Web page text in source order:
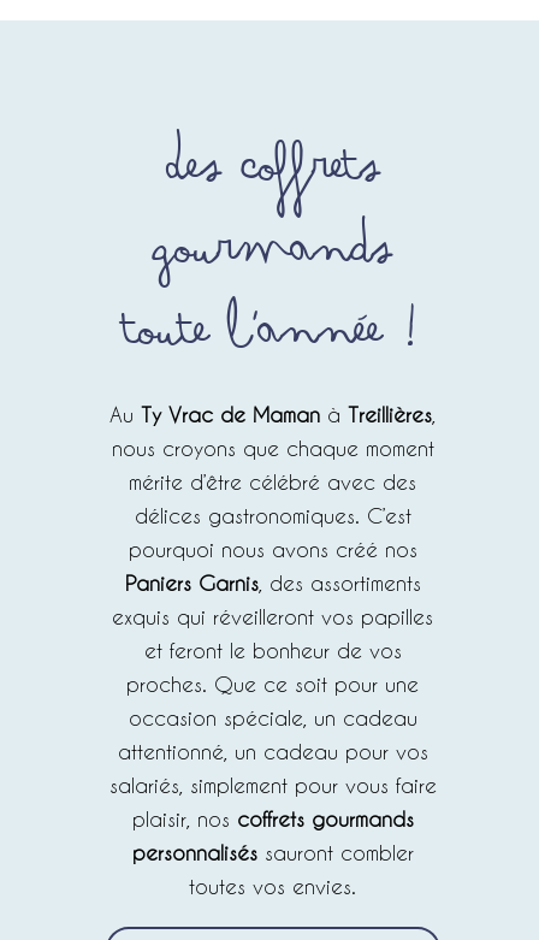
Des coffrets
gourmands
toute l'année !
AuTy Vrac de Maman àTreillières
nous croyons que chaque moment
mérite d’être célébré avec des
délices gastronomiques. C’est
pourquoi nous avons créé nos
Paniers Garnis, des assortiments
exquis qui réveilleront vos papilles
et feront le bonheur de vos
proches. Que ce soit pour une
occasion spéciale, un cadeau
attentionné, un cadeau pour vos
salariés, simplement pour vous faire
plaisir, nos coffrets gourmands
personnaliséssauront combler
toutes vos envies.